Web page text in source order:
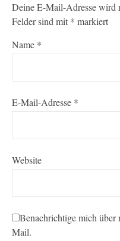
Deine E-Mail-Adresse wird
Felder sind mit * markiert
Name *
E-Mail-Adresse *
Website
Benachrichtige mich über
Mail.